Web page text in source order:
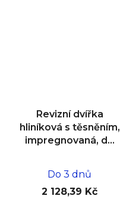
Revizní dvířka
hliníková s těsněním,
impregnovaná, do
Do 3 dnů
2 128,39 Kč